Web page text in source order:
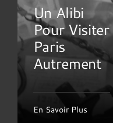
Un Alibi
Pour Visiter
Paris
Autrement
En Savoir Plus